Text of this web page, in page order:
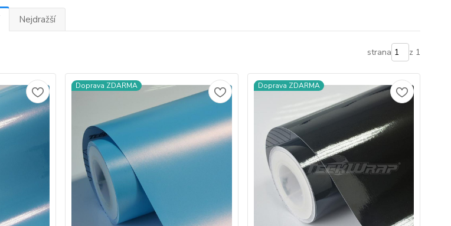
Nejdražší
strana z 1
Doprava ZDARMA Doprava ZDARMA